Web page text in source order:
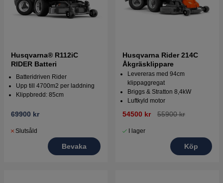
Husqvarna® R112iC
RIDER Batteri
Batteridriven Rider
Upp till 4700m2 per laddning
Klippbredd: 85cm
69900 kr
Slutsåld
Bevaka
Husqvarna Rider 214C
Åkgräsklippare
Levereras med 94cm
klippaggregat
Briggs & Stratton 8,4kW
Luftkyld motor
54500 kr 55900 kr
I lager
Köp